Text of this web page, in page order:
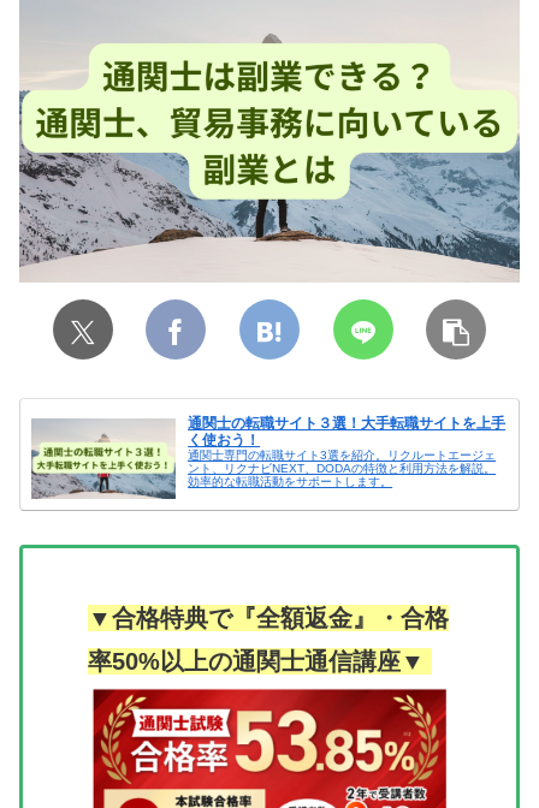
通関士の転職サイト３選！大手転職サイトを上手
く使おう！
通関士専門の転職サイト3選を紹介。リクルートエージェ
ント、リクナビNEXT、DODAの特徴と利用方法を解説。
効率的な転職活動をサポートします。
▼合格特典で『全額返金』・合格
率50%以上の通関士通信講座▼